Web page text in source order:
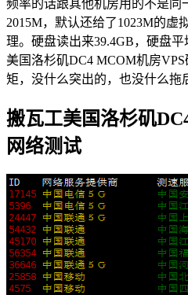
频率的话跟其他机房用的不是同
2015M，默认还给了1023M的虚
理。硬盘读出来39.4GB，硬盘
美国洛杉矶DC4 MCOM机房
矩，没什么突出的，也没什么拖
搬瓦工美国洛杉矶
网络测试